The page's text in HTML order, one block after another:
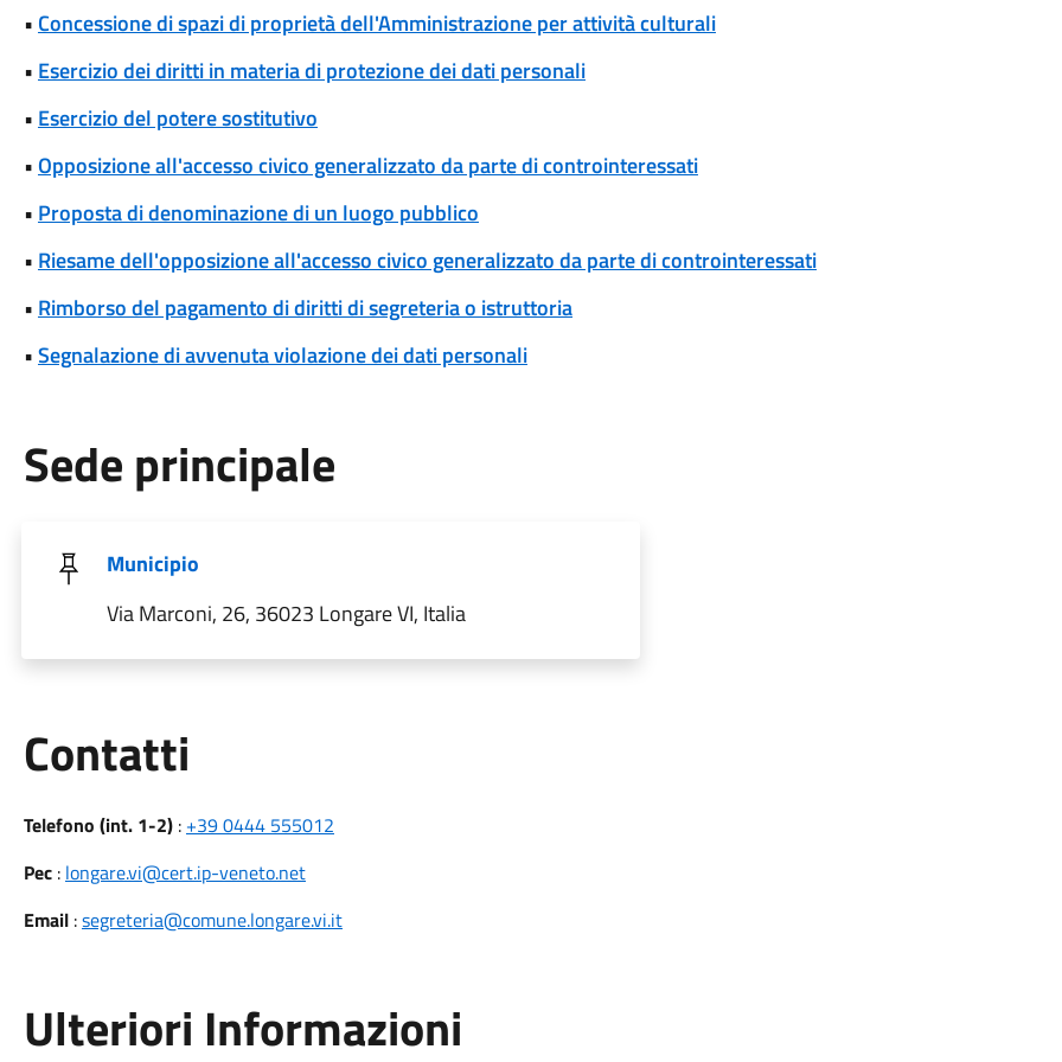
• Concessione di spazi di proprietà dell'Amministrazione per attività culturali
• Esercizio dei diritti in materia di protezione dei dati personali
• Esercizio del potere sostitutivo
•Opposizione all'accesso civico generalizzato da parte di controinteressati
• Proposta di denominazione di un luogo pubblico
• Riesame dell'opposizione all'accesso civico generalizzato da parte di controinteressati
• Rimborso del pagamento di diritti di segreteria o istruttoria
•Segnalazione di avvenuta violazione dei dati personali
Sede principale
Municipio
Via Marconi, 26, 36023 Longare VI, Italia
Contatti
Telefono (int. 1-2): +39 0444 555012
Pec: longare.vi@cert.ip-veneto.net
Email:segreteria@comune.longare.vi.it
Ulteriori Informazioni